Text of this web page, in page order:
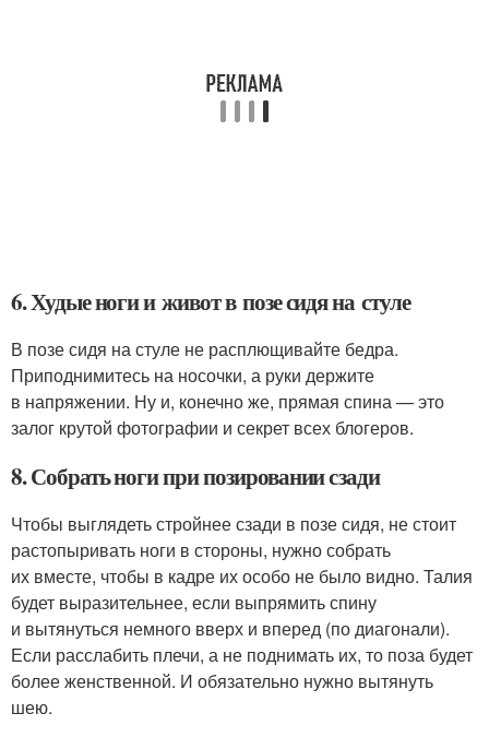
6. Худые ноги и живот в позе сидя на стуле
В позе сидя на стуле не расплющивайте бедра.
Приподнимитесь на носочки, а руки держите
в напряжении. Ну и, конечно же, прямая спина — это
залог крутой фотографии и секрет всех блогеров.
8. Собрать ноги при позировании сзади
Чтобы выглядеть стройнее сзади в позе сидя, не стоит
растопыривать ноги в стороны, нужно собрать
их вместе, чтобы в кадре их особо не было видно. Талия
будет выразительнее, если выпрямить спину
и вытянуться немного вверх и вперед (по диагонали).
Если расслабить плечи, а не поднимать их, то поза будет
более женственной. И обязательно нужно вытянуть
шею.